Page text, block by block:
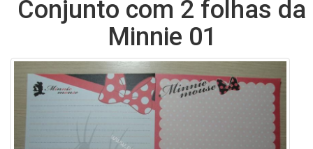
Conjunto com 2 folhas da
Minnie 01